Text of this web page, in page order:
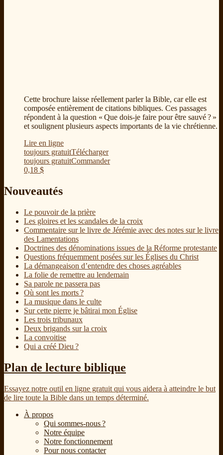
Cette brochure laisse réellement parler la Bible, car elle est
composée entièrement de citations bibliques. Ces passages
répondent à la question « Que dois-je faire pour être sauvé ? »
et soulignent plusieurs aspects importants de la vie chrétienne.
Lire en ligne
toujours gratuitTélécharger
toujours gratuitCommander
0,18 $
Nouveautés
Le pouvoir de la prière
Les gloires et les scandales de la croix
Commentaire sur le livre de Jérémie avec des notes sur le livre
des Lamentations
Doctrines des dénominations issues de la Réforme protestante
Questions fréquemment posées sur les Églises du Christ
La démangeaison d’entendre des choses agréables
La folie de remettre au lendemain
Sa parole ne passera pas
Où sont les morts ?
La musique dans le culte
Sur cette pierre je bâtirai mon Église
Les trois tribunaux
Deux brigands sur la croix
La convoitise
Qui a créé Dieu ?
Plan de lecture biblique
Essayez notre outil en ligne gratuit qui vous aidera à atteindre le but
de lire toute la Bible dans un temps déterminé.
À propos
Qui sommes-nous ?
Notre équipe
Notre fonctionnement
Pour nous contacter